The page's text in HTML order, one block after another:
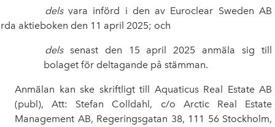
delsvara införd i den av Euroclear Sweden AB
aktieboken den 11 april 2025; och
dels senast den 15 april 2025 anmäla sig till
bolaget för deltagande på stämman.
Anmälan kan ske skriftligt till Aquaticus Real Estate AB
(publ), Att: Stefan Colldahl, c/o Arctic Real Estate
Management AB, Regeringsgatan 38, 111 56 Stockholm,